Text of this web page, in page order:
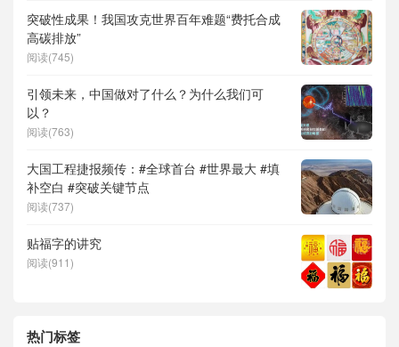
突破性成果！我国攻克世界百年难题“费托合成
高碳排放”
阅读(745)
引领未来，中国做对了什么？为什么我们可
以？
阅读(763)
大国工程捷报频传：#全球首台 #世界最大 #填
补空白 #突破关键节点
阅读(737)
贴福字的讲究
阅读(911)
热门标签